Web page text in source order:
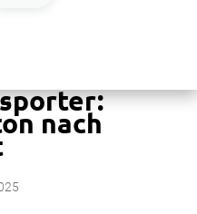
nach Ellesmere Port
nach